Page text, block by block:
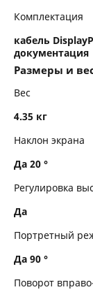
Комплектация
кабель
документация
Размеры и
Вес
4.35 кг
Наклон экрана
Да 20 °
Регулировка
Да
Портретный
Да 90 °
Поворот